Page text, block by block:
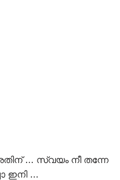
… സ്വയം നീ തന്നേ
ഇനി …